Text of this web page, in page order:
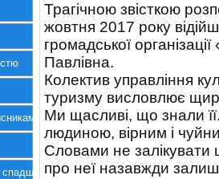
України
спадщина
Трагічною звісткою
жовтня 2017 року
громадської
Павлівна.
Колектив управління
туризму висловлює
Ми щасливі, що знали
людиною, вірним і
Словами не залікувати
про неї назавжди